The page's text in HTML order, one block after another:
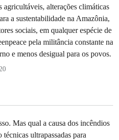
agricultáveis, alterações climáticas
a sustentabilidade na Amazônia,
sociais, em qualquer espécie de
pela militância constante na
e menos desigual para os povos.
Mas qual a causa dos incêndios
ultrapassadas para